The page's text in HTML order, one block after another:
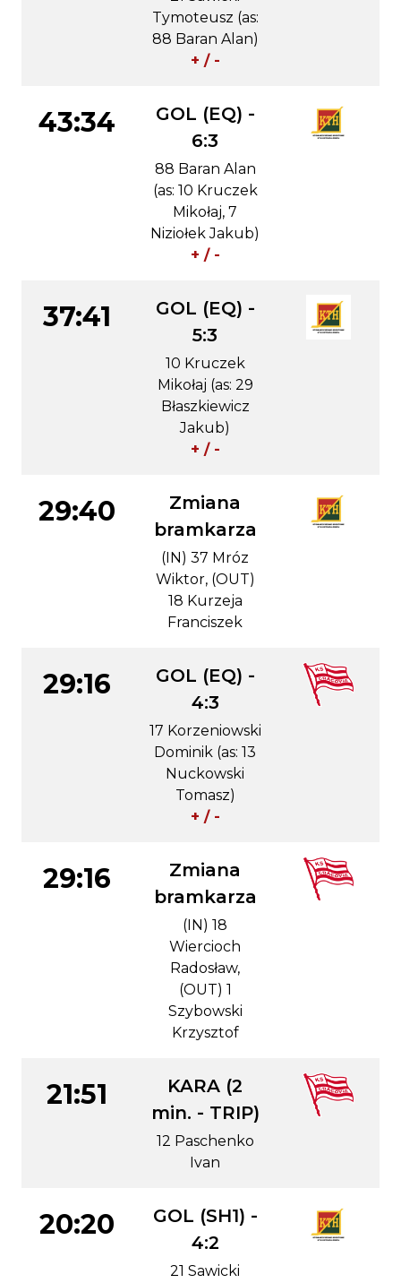
Tymoteusz (as:
88 Baran Alan)
+ / -
43:34
GOL (EQ) -
6:3
88 Baran Alan
(as: 10 Kruczek
Mikołaj, 7
Niziołek Jakub)
+ / -
37:41
GOL (EQ) -
5:3
10 Kruczek
Mikołaj (as: 29
Błaszkiewicz
Jakub)
+ / -
29:40
Zmiana
bramkarza
(IN) 37 Mróz
Wiktor, (OUT)
18 Kurzeja
Franciszek
29:16
GOL (EQ) -
4:3
17 Korzeniowski
Dominik (as: 13
Nuckowski
Tomasz)
+ / -
29:16
Zmiana
bramkarza
(IN) 18
Wiercioch
Radosław,
(OUT) 1
Szybowski
Krzysztof
21:51
KARA (2
min. - TRIP)
12 Paschenko
Ivan
20:20
GOL (SH1) -
4:2
21 Sawicki